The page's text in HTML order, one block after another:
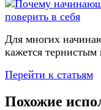
Для многих
кажется
Перейти к статьям
Похожие